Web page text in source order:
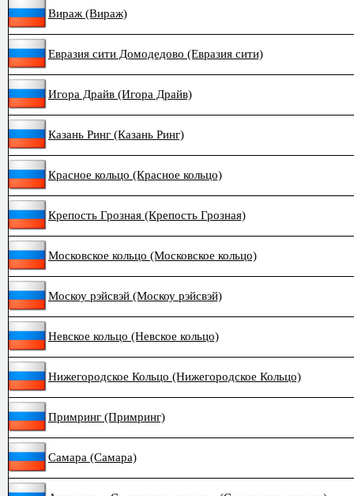
Вираж (Вираж)
Евразия сити Домодедово (Евразия сити)
Игора Драйв (Игора Драйв)
Казань Ринг (Казань Ринг)
Красное кольцо (Красное кольцо)
Крепость Грозная (Крепость Грозная)
Московское кольцо (Московское кольцо)
Москоу рэйсвэй (Москоу рэйсвэй)
Невское кольцо (Невское кольцо)
Нижегородское Кольцо (Нижегородское Кольцо)
Примринг (Примринг)
Самара (Самара)